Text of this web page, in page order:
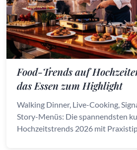
Food-Trends auf
das Essen zum Highlight
Walking Dinner, Live-Cooking,
Story-Menüs: Die spannendsten
Hochzeitstrends 2026 mit